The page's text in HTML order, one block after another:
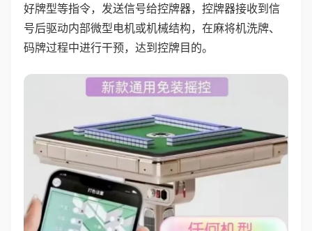
好牌型等指令，发送信号给控牌器，控牌器接收到信
号后驱动内部微型电机或机械结构，在麻将机洗牌、
码牌过程中进行干预，达到控牌目的。